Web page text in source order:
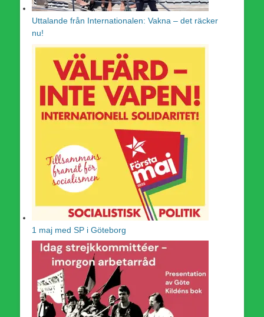
Uttalande från Internationalen: Vakna – det räcker
nu!
1 maj med SP i Göteborg